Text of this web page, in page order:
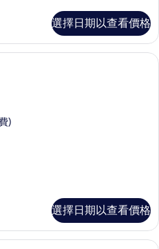
選擇日期以查看價格
家庭開放式客房 | 客房內保險箱、書
)
選擇日期以查看價格
極品套房 | 客房內保險箱、書桌、筆